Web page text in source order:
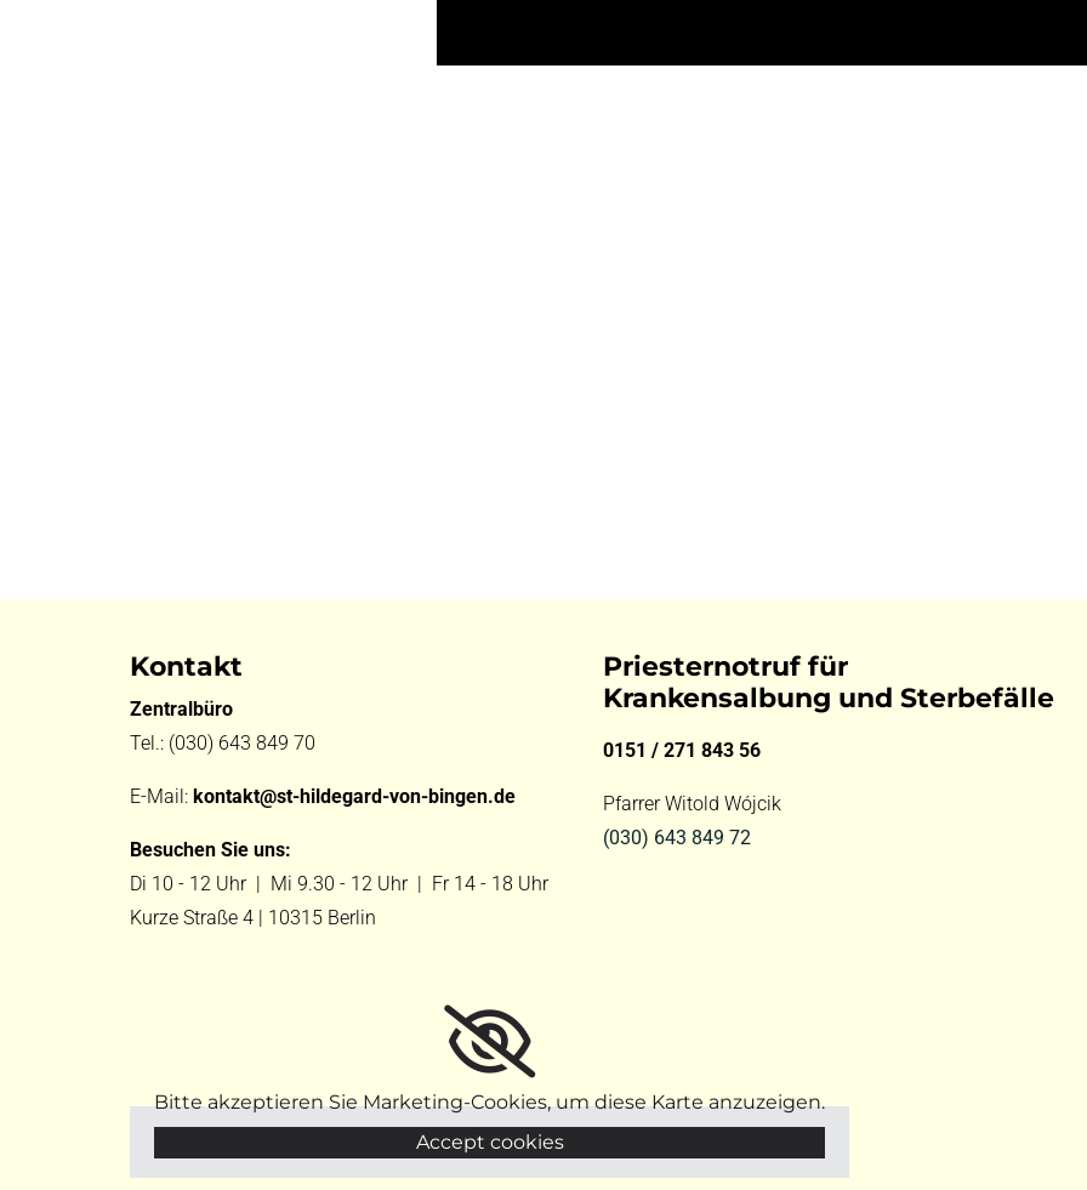
Kontakt
Zentralbüro
Tel.: (030) 643 849 70
E-Mail: kontakt@st-hildegard-von-bingen.de
Besuchen Sie uns:
Di 10 - 12 Uhr | Mi 9.30 - 12 Uhr | Fr 14 - 18 Uhr
Kurze Straße 4 | 10315 Berlin
Priesternotruf für
Krankensalbung und Sterbefälle
0151 / 271 843 56
Pfarrer Witold Wójcik
(030) 643 849 72
Bitte akzeptieren Sie Marketing-Cookies, um diese Karte anzuzeigen.
Accept cookies